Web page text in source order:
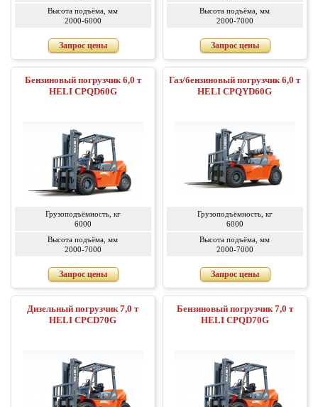
Высота подъёма, мм
2000-6000
Запрос цены
Высота подъёма, мм
2000-7000
Запрос цены
Бензиновый погрузчик 6,0 т
HELI CPQD60G
Грузоподъёмность, кг
6000
Высота подъёма, мм
2000-7000
Запрос цены
Газ/бензиновый погрузчик 6,0 т
HELI CPQYD60G
Грузоподъёмность, кг
6000
Высота подъёма, мм
2000-7000
Запрос цены
Дизельный погрузчик 7,0 т
HELI CPCD70G
Бензиновый погрузчик 7,0 т
HELI CPQD70G